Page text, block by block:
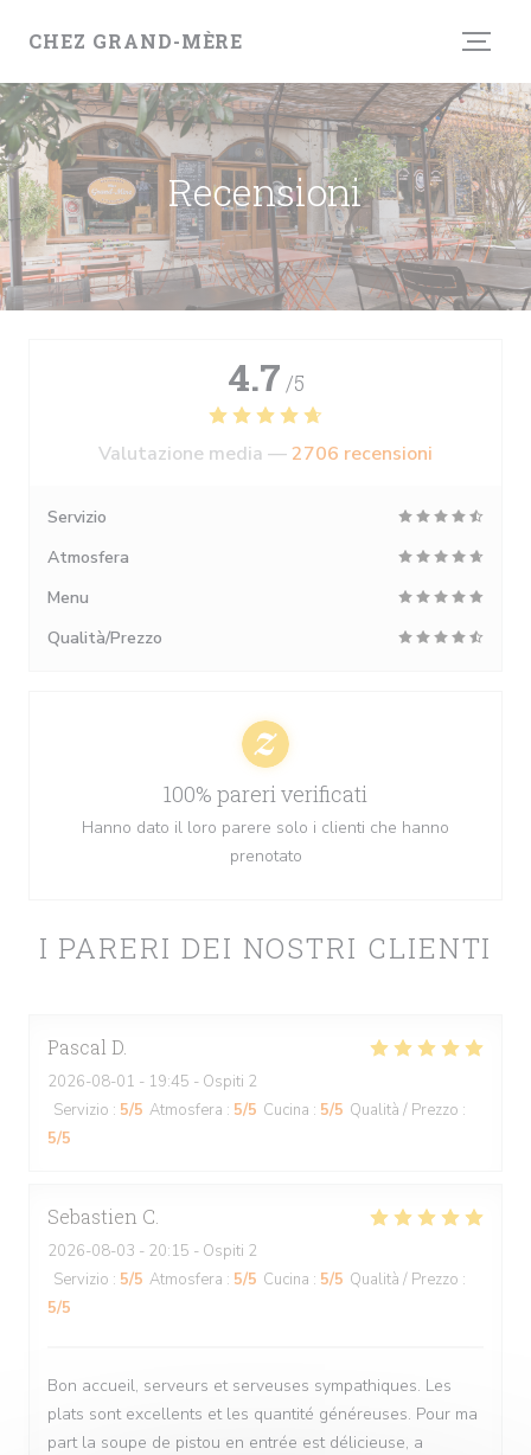
CHEZ GRAND-MÈRE
Recensioni
I PARERI DEI NOSTRI CLIENTI
Pascal D
2026-08-01 - 19:45 - Ospiti 2
Servizio : 5/5 Atmosfera : 5/5 Cucina : 5/5 Qualità / Prezzo :
5/5
Sebastien C
2026-08-03 - 20:15 - Ospiti 2
Servizio : 5/5 Atmosfera : 5/5 Cucina : 5/5 Qualità / Prezzo :
5/5
Bon accueil, serveurs et serveuses sympathiques. Les
plats sont excellents et les quantité généreuses. Pour ma
part la soupe de pistou en entrée est délicieuse, a
4.7 /5
Valutazione media —2706 recensioni
Servizio
Atmosfera
Menu
Qualità/Prezzo
100% pareri verificati
Hanno dato il loro parere solo i clienti che hanno
prenotato